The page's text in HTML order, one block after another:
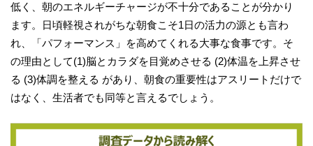
低く、朝のエネルギーチャージが不十分であることが分かり
ます。日頃軽視されがちな朝食こそ1日の活力の源とも言わ
れ、「パフォーマンス」を高めてくれる大事な食事です。そ
の理由として(1)脳とカラダを目覚めさせる (2)体温を上昇させ
る (3)体調を整える があり、朝食の重要性はアスリートだけで
はなく、生活者でも同等と言えるでしょう。